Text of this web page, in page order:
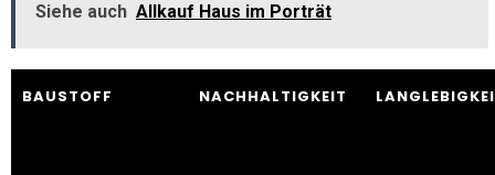
Siehe auch Allkauf Haus im Porträt
BAUSTOFF NACHHALTIGKEIT